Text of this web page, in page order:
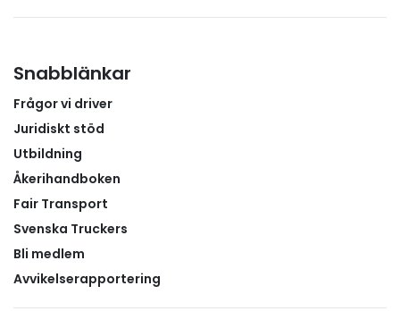
Snabblänkar
Frågor vi driver
Juridiskt stöd
Utbildning
Åkerihandboken
Fair Transport
Svenska Truckers
Bli medlem
Avvikelserapportering